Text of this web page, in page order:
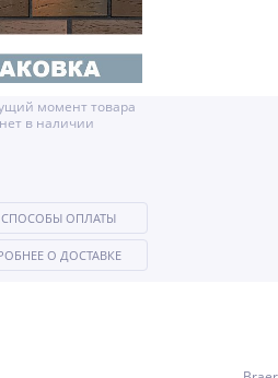
момент товара
нет в наличии
СПОСОБЫ ОПЛАТЫ
О ДОСТАВКЕ